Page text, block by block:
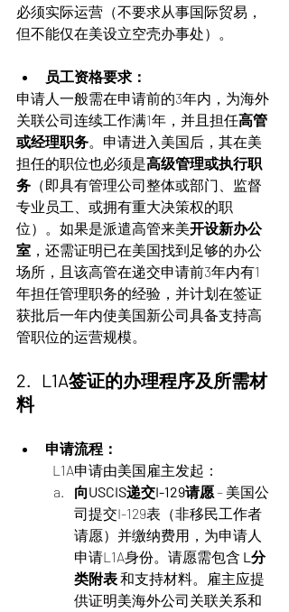
必须实际运营（不要求从事国际贸易，
但不能仅在美设立空壳办事处）。
员工资格要求：
申请人一般需在申请前的3年内，为海外
关联公司连续工作满1年，并且担任高管
或经理职务。申请进入美国后，其在美
担任的职位也必须是高级管理或执行职
务 （即具有管理公司整体或部门、监督
专业员工、或拥有重大决策权的职
位）。如果是派遣高管来美开设新办公
室 ，还需证明已在美国找到足够的办公
场所，且该高管在递交申请前3年内有1
年担任管理职务的经验，并计划在签证
获批后一年内使美国新公司具备支持高
管职位的运营规模。
2.   L1A签证的办理程序及所需材
料
申请流程：
	L1A申请由美国雇主发起：
向USCIS递交I-129请愿 – 美国公
司提交I-129表（非移民工作者
请愿）并缴纳费用，为申请人
申请L1A身份。请愿需包含 L分
类附表 和支持材料。雇主应提
供证明美海外公司关联关系和